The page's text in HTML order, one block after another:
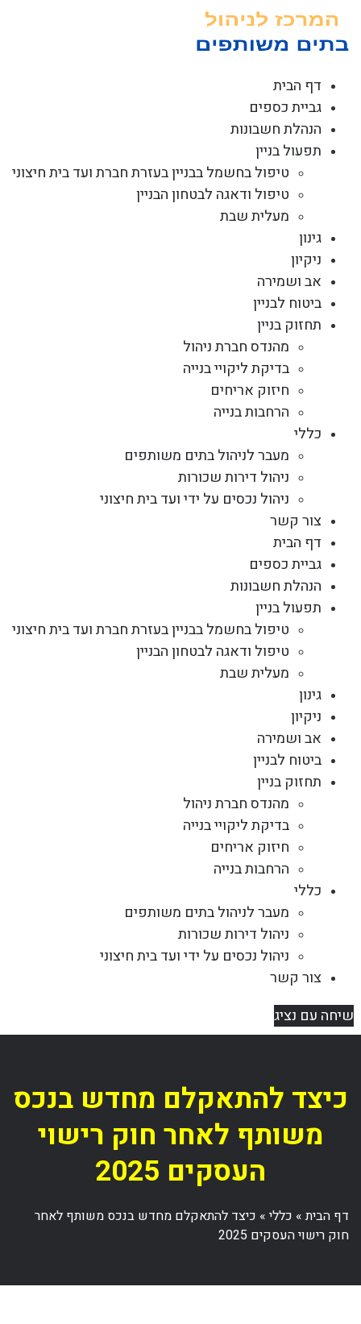
דף הבית
גביית כספים
הנהלת חשבונות
תפעול בניין
טיפול בחשמל בבניין בעזרת חברת ועד בית חיצוני
טיפול ודאגה לבטחון הבניין
מעלית שבת
גינון
ניקיון
אב ושמירה
ביטוח לבניין
תחזוק בניין
מהנדס חברת ניהול
בדיקת ליקויי בנייה
חיזוק אריחים
הרחבות בנייה
כללי
מעבר לניהול בתים משותפים
ניהול דירות שכורות
ניהול נכסים על ידי ועד בית חיצוני
צור קשר
דף הבית
גביית כספים
הנהלת חשבונות
תפעול בניין
טיפול בחשמל בבניין בעזרת חברת ועד בית חיצוני
טיפול ודאגה לבטחון הבניין
מעלית שבת
גינון
ניקיון
אב ושמירה
ביטוח לבניין
תחזוק בניין
מהנדס חברת ניהול
בדיקת ליקויי בנייה
חיזוק אריחים
הרחבות בנייה
כללי
מעבר לניהול בתים משותפים
ניהול דירות שכורות
ניהול נכסים על ידי ועד בית חיצוני
צור קשר
שיחה עם נציג
כיצד להתאקלם מחדש בנכס
משותף לאחר חוק רישוי
העסקים 2025
דף הבית» כללי» כיצד להתאקלם מחדש בנכס משותף לאחר
חוק רישוי העסקים 2025